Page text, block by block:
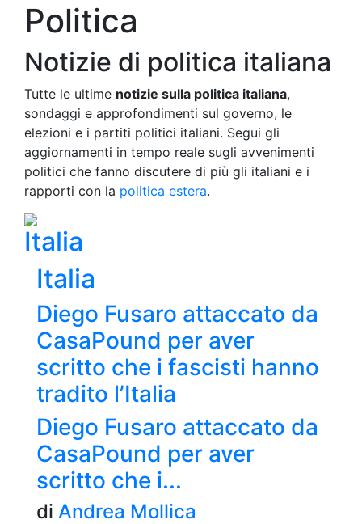
Politica
Notizie di politica italiana
Tutte le ultime notizie sulla politica italiana,
sondaggi e approfondimenti sul governo, le
elezioni e i partiti politici italiani. Segui gli
aggiornamenti in tempo reale sugli avvenimenti
politici che fanno discutere di più gli italiani e i
rapporti con la politica estera.
Italia
Italia
Diego Fusaro attaccato da
CasaPound per aver
scritto che i fascisti hanno
tradito l’Italia
Diego Fusaro attaccato da
CasaPound per aver
scritto che i...
di Andrea Mollica